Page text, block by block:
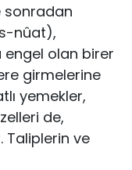
sonradan
nûat),
engel olan birer
girmelerine
yemekler,
de,
Taliplerin ve